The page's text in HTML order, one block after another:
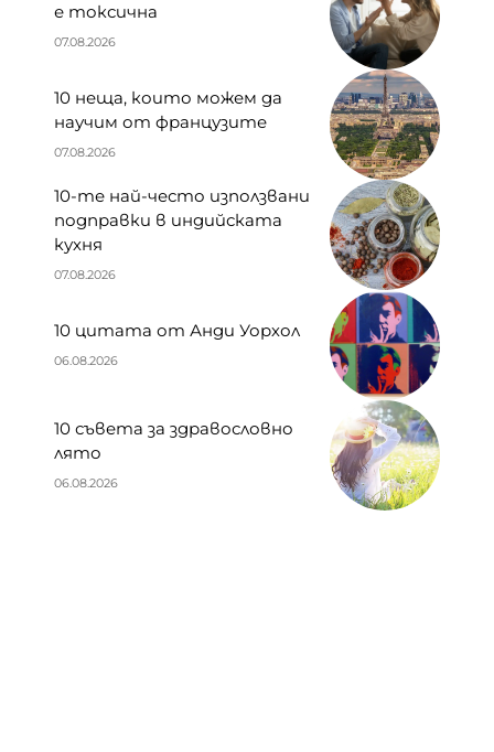
е токсична
07.08.2026
10 неща, които можем да
научим от французите
07.08.2026
10-те най-често използвани
подправки в индийската
кухня
07.08.2026
10 цитата от Анди Уорхол
06.08.2026
10 съвета за здравословно
лято
06.08.2026